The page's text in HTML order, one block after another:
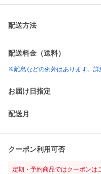
配送方法
配送料金（送料）
※離島などの例外はあります。詳
お届け日指定
配送月
クーポン利用可否
定期・予約商品ではクーポンは